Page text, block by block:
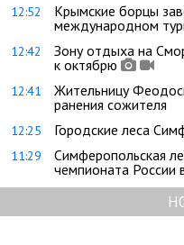
12:52
Крымские борцы
международном
12:42
Зону отдыха на
к октябрю
12:41
Жительницу
ранения сожителя
12:25 Городские леса
11:29
Симферопольская
чемпионата России